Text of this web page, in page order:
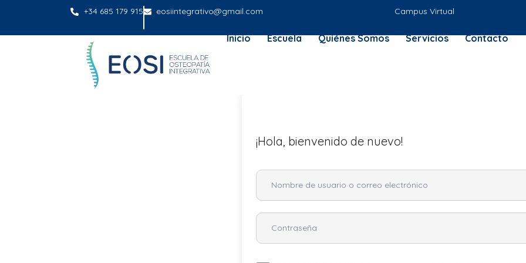
+34 685 179 915 eosiintegrativo@gmail.com Campus Virtual
Inicio Escuela Quiénes Somos Servicios Contacto
¡Hola, bienvenido de nuevo!